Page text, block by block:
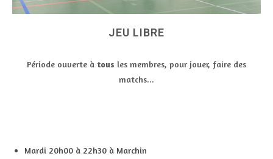
JEU LIBRE
Période ouverte à tous les membres, pour jouer, faire des
matchs...
Mardi 20h00 à 22h30 à Marchin